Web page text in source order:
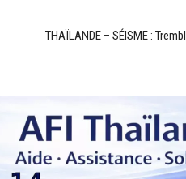
THAÏLANDE – SÉISME :